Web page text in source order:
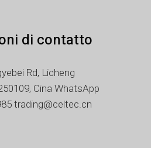
di contatto
Rd, Licheng
Cina WhatsApp
trading@celtec.cn
DE
ET